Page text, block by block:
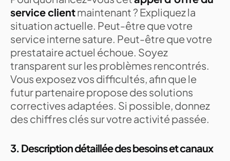
service clientmaintenant ? Expliquez la
situation actuelle. Peut-être que votre
service interne sature. Peut-être que votre
prestataire actuel échoue. Soyez
transparent sur les problèmes rencontrés.
Vous exposez vos difficultés, afin que le
futur partenaire propose des solutions
correctives adaptées. Si possible, donnez
des chiffres clés sur votre activité passée.
3. Description détaillée des besoins et canaux